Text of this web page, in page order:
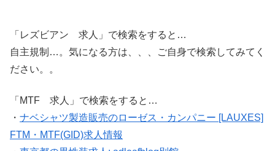
「レズビアン 求人」で検索をすると…
自主規制…。気になる方は、、、ご自身で検索してみてく
ださい。。
「MTF 求人」で検索をすると…
・ ナベシャツ製造販売のローゼス・カンパニー [LAUXES]
FTM・MTF(GID)求人情報